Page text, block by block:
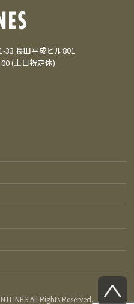
33 長田平成ビル801
(土日祝定休)
All Rights Reserved.